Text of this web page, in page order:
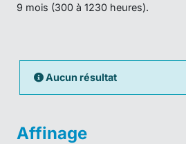
9 mois (300 à 1230 heures).
Aucun résultat
Affinage